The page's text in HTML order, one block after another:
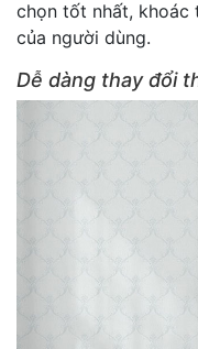
chọn tốt nhất, khoác
của người dùng.
Dễ dàng thay đổi